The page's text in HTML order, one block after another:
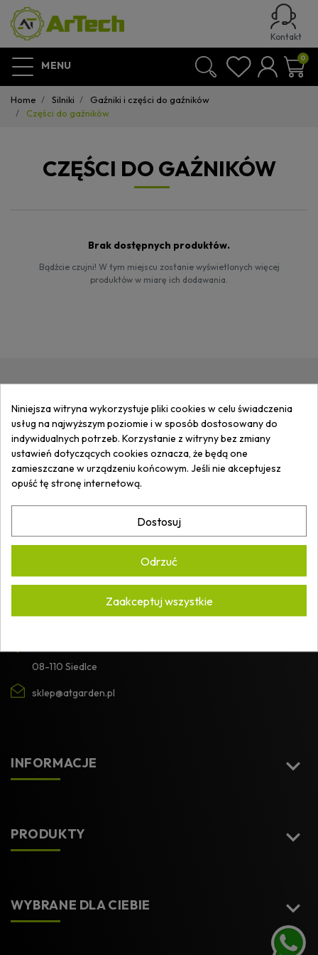
Kontakt
MENU
0
Home Silniki
Gaźniki i części do gaźników
Części do gaźników
CZĘŚCI DO GAŹNIKÓW
Brak dostępnych produktów.
Bądźcie czujni! W tym miejscu zostanie wyświetlonych więcej
produktów w miarę ich dodawania.
ZAPISZ SIĘ DO NEWSLETTERAI
OTRZYMUJINFORMACJEO
NOWOŚCIACH I PROMOCJACH.
ARTECH ARKADIUSZ WASILUK
08-110 Siedlce
sklep@atgarden.pl
INFORMACJE 
PRODUKTY 
WYBRANE DLA CIEBIE 
Niniejsza witryna wykorzystuje pliki cookies w celu świadczenia
usług na najwyższym poziomie i w sposób dostosowany do
indywidualnych potrzeb. Korzystanie z witryny bez zmiany
ustawień dotyczących cookies oznacza, że będą one
zamieszczane w urządzeniu końcowym. Jeśli nie akceptujesz
opuść tę stronę internetową.
Dostosuj
Odrzuć
Zaakceptuj wszystkie